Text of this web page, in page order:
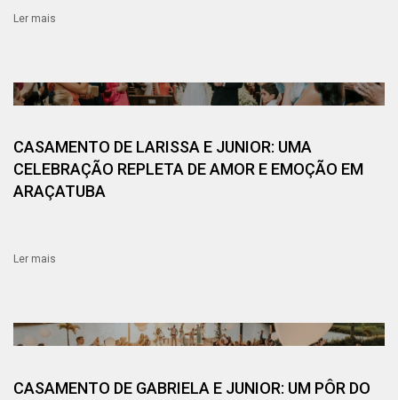
Ler mais
CASAMENTO DE LARISSA E JUNIOR: UMA
CELEBRAÇÃO REPLETA DE AMOR E EMOÇÃO EM
ARAÇATUBA
Ler mais
CASAMENTO DE GABRIELA E JUNIOR: UM PÔR DO